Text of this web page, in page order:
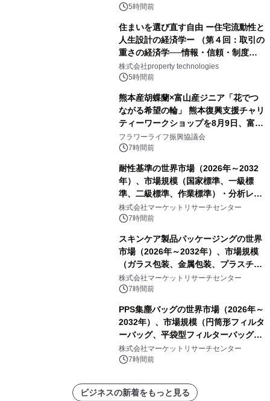
5時間前
住まいを選び直す自由 ー住宅流動性と
人生設計の経済学ー （第４回：取引の
重さの経済学──情報・信頼・制度を
PropTechはどう組み替えるか）｜
PropTech-Lab
株式会社property technologies
5時間前
熊本産胡蝶蘭×富山産ジニア「花でつ
ながる希望の輪」 熊本復興支援チャリ
ティーワークショップを8月9日、富
山・射水で開催
フラワーライフ振興協議会
7時間前
耐性基準の世界市場（2026年～2032
年）、市場規模（国家標準、一級標
準、二級標準、作業標準）・分析レポ
ートを発表
株式会社マーケットリサーチセンター
7時間前
スキンケア製品パッケージングの世界
市場（2026年～2032年）、市場規模
（ガラス包装、金属包装、プラスチッ
ク包装、その他）・分析レポートを発
表
株式会社マーケットリサーチセンター
7時間前
PPS集塵バッグの世界市場（2026年～
2032年）、市場規模（円筒形フィルタ
ーバッグ、平袋型フィルターバッグ、
プリーツフィルターバッグ、その
他）・分析レポートを発表
株式会社マーケットリサーチセンター
7時間前
ビジネスの新着をもっと見る